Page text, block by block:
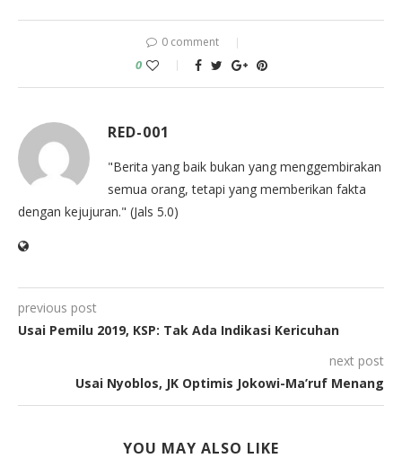
0 comment
0
RED-001
"Berita yang baik bukan yang menggembirakan
semua orang, tetapi yang memberikan fakta
dengan kejujuran." (Jals 5.0)
previous post
Usai Pemilu 2019, KSP: Tak Ada Indikasi Kericuhan
next post
Usai Nyoblos, JK Optimis Jokowi-Ma’ruf Menang
YOU MAY ALSO LIKE